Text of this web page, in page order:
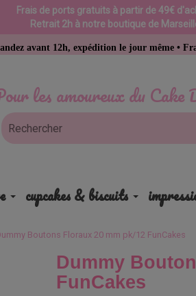
Frais de ports gratuits à partir de 49€
Retrait 2h à notre boutique de
les amoureux du Cake
12h, expédition le jour même • Frais de
cupcakes & biscuits
Boutons Floraux 20 mm pk/12 FunCakes
Dummy
FunCakes